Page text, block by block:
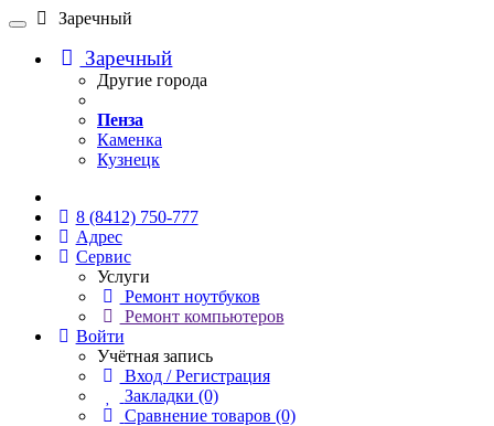
Заречный
Заречный
Другие города
Пенза
Каменка
Кузнецк
8 (8412) 750-777
Адрес
Сервис
Услуги
Ремонт ноутбуков
Ремонт компьютеров
Войти
Учётная запись
Вход / Регистрация
Закладки (0)
Сравнение товаров (0)